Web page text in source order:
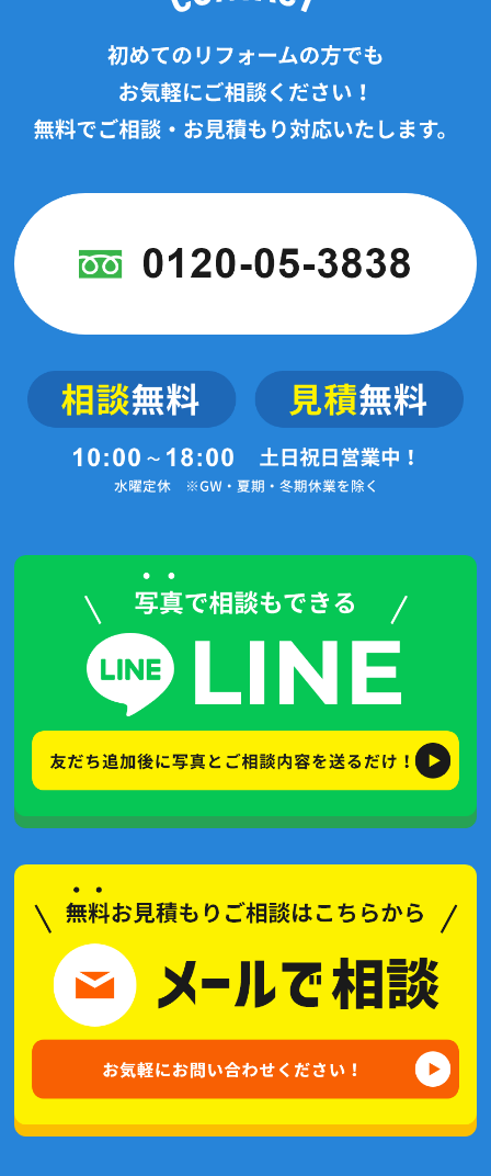
2024年4月(17記事)
2024年3月(12記事)
2023年12月(2記事)
2023年11月(2記事)
2023年10月(4記事)
2023年9月(5記事)
2022年6月(1記事)
2021年11月(4記事)
2021年7月(4記事)
2021年6月(5記事)
2021年5月(2記事)
2021年2月(3記事)